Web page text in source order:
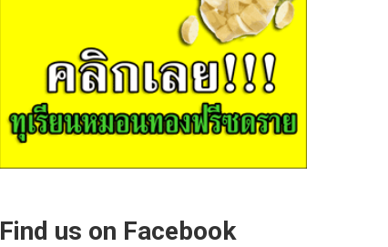
Find us on Facebook